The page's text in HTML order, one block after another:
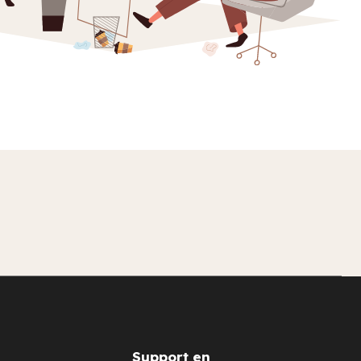
Support en